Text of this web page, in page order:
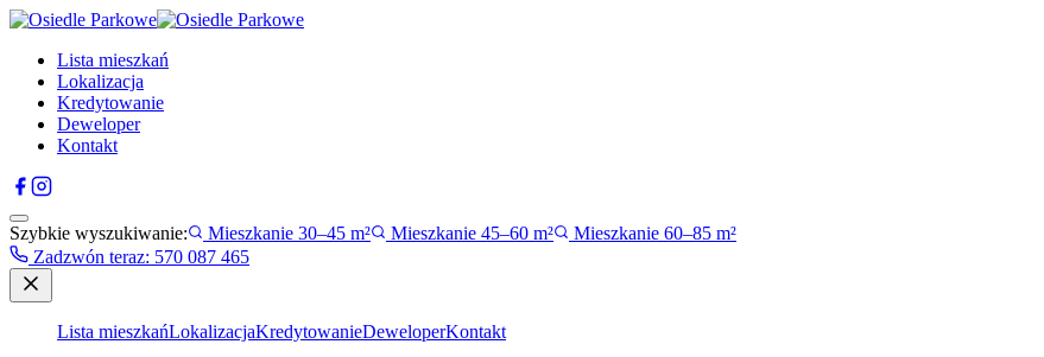
Lista mieszkań
Lokalizacja
Kredytowanie
Deweloper
Kontakt
Szybkie wyszukiwanie: Mieszkanie 30–45 m² Mieszkanie 45–60 m²
Mieszkanie 60–85 m²
Zadzwón teraz: 570 087 465
Lista mieszkańLokalizacjaKredytowanieDeweloperKontakt